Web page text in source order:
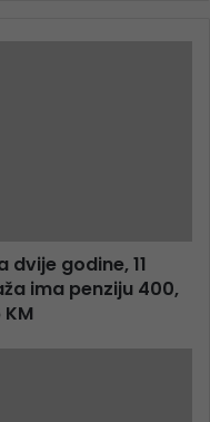
dvije godine, 11
ima penziju 400,